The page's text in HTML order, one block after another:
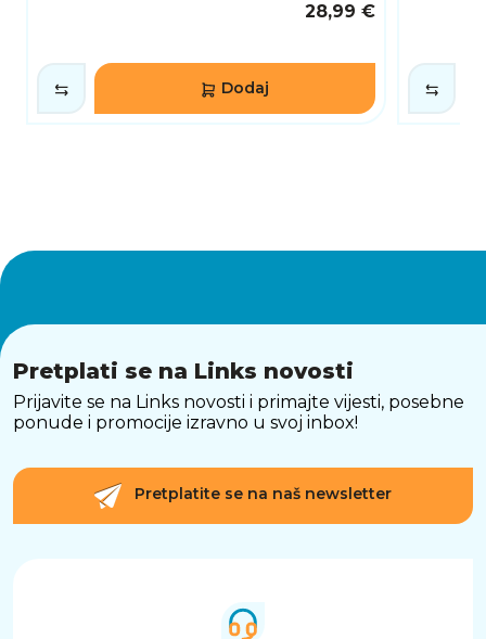
28,99 €
Dodaj
Pretplati se na Links novosti
Prijavite se na Links novosti i primajte vijesti, posebne
ponude i promocije izravno u svoj inbox!
Pretplatite se na naš newsletter